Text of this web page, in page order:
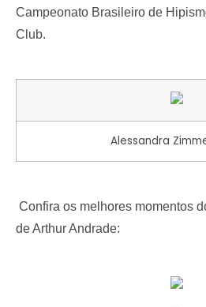
Campeonato Brasileiro de
Club.
Alessandra
Confira os melhores momentos
de Arthur Andrade: